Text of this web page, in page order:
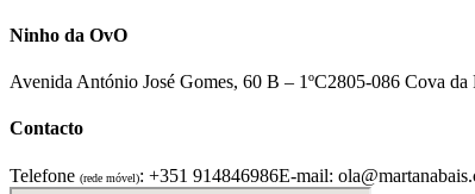
Ninho da OvO
Avenida António José Gomes, 60 B – 1ºC2805-086 Cova da
Contacto
Telefone (rede móvel): +351 914846986E-mail: